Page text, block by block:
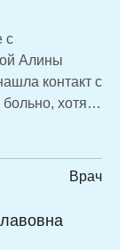
внимание и
с
Алины
контакт с
хотя
подарок,
Врач